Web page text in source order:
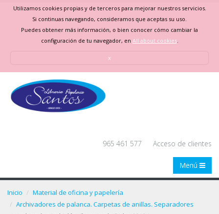
Utilizamos cookies propias y de terceros para mejorar nuestros servicios.
Si continuas navegando, consideramos que aceptas su uso.
Puedes obtener más información, o bien conocer cómo cambiar la
configuración de tu navegador, en All about cookies.
x
965 461 577 Acceso de clientes
Menú
Inicio
Material de oficina y papelería
Archivadores de palanca. Carpetas de anillas. Separadores